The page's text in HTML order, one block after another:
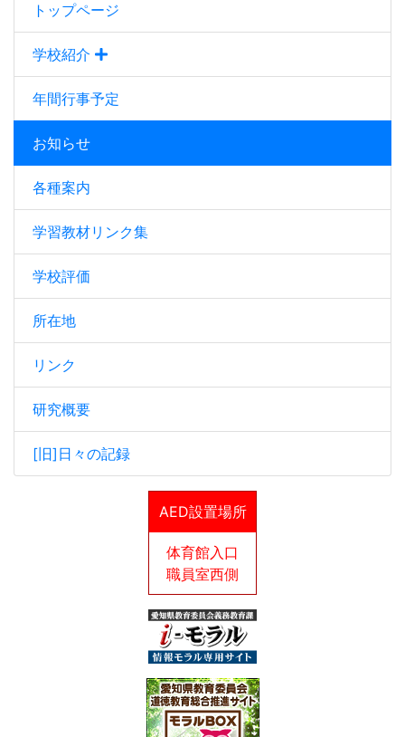
トップページ
学校紹介
年間行事予定
お知らせ
各種案内
学習教材リンク集
学校評価
所在地
リンク
研究概要
[旧]日々の記録
AED設置場所
体育館入口
職員室西側